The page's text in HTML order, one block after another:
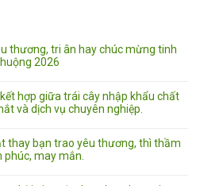
thương, tri ân hay chúc mừng tinh
2026
hợp giữa trái cây nhập khẩu chất
và dịch vụ chuyên nghiệp.
thay bạn trao yêu thương, thì thầm
phúc, may mắn.